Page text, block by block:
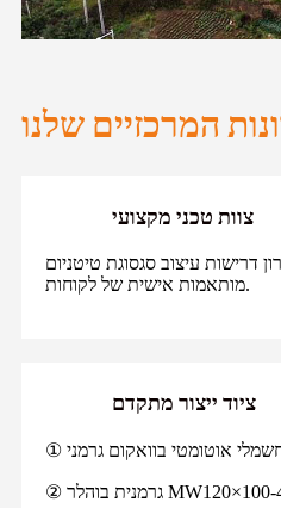
המרכזיים שלנו
צוות טכני מקצועי
ולפתרון דרישות עיצוב סגסוגת טיטניום
מותאמות אישית של לקוחות.
ציוד ייצור מתקדם